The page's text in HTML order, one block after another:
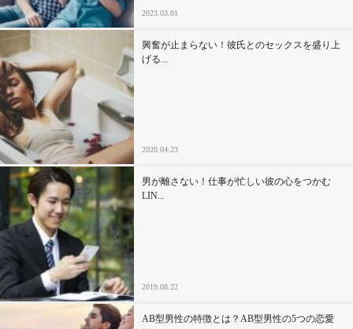
心の処方箋
カルチャー・トレンド・芸能
驚き
2023.03.01
興奮が止まらない！彼氏とのセックスを盛り上
げる...
2020.04.23
男が離さない！仕事が忙しい彼の心をつかむ
LIN...
2019.08.22
AB型男性の特徴とは？AB型男性の5つの恋愛